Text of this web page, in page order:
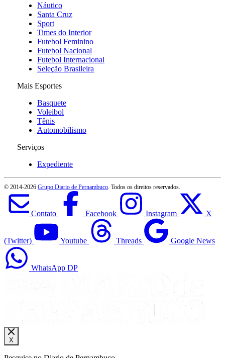
Náutico
Santa Cruz
Sport
Times do Interior
Futebol Feminino
Futebol Nacional
Futebol Internacional
Seleção Brasileira
Mais Esportes
Basquete
Voleibol
Tênis
Automobilismo
Serviços
Expediente
© 2014-2026 Grupo Diario de Pernambuco . Todos os direitos reservados.
Contato Facebook Instagram X
(Twitter) Youtube Threads Google News
WhatsApp DP
X